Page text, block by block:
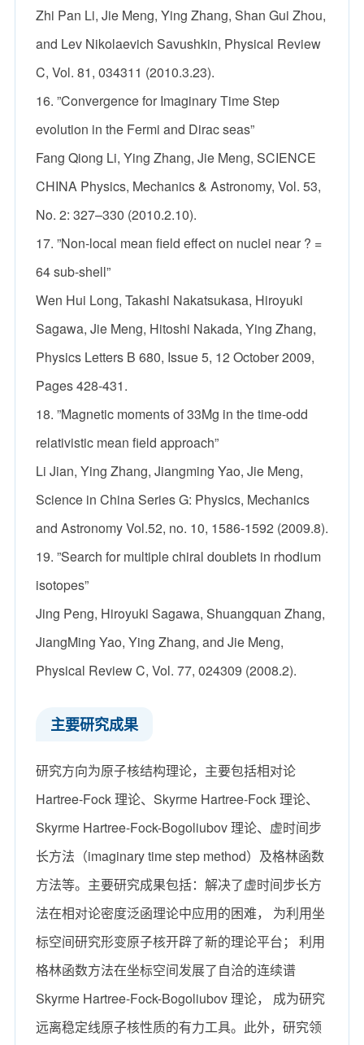
Zhi Pan Li, Jie Meng, Ying Zhang, Shan Gui Zhou,
and Lev Nikolaevich Savushkin, Physical Review
C, Vol. 81, 034311 (2010.3.23).
16. ”Convergence for Imaginary Time Step
evolution in the Fermi and Dirac seas”
Fang Qiong Li, Ying Zhang, Jie Meng, SCIENCE
CHINA Physics, Mechanics & Astronomy, Vol. 53,
No. 2: 327–330 (2010.2.10).
17. ”Non-local mean field effect on nuclei near ? =
64 sub-shell”
Wen Hui Long, Takashi Nakatsukasa, Hiroyuki
Sagawa, Jie Meng, Hitoshi Nakada, Ying Zhang,
Physics Letters B 680, Issue 5, 12 October 2009,
Pages 428-431.
18. ”Magnetic moments of 33Mg in the time-odd
relativistic mean field approach”
Li Jian, Ying Zhang, Jiangming Yao, Jie Meng,
Science in China Series G: Physics, Mechanics
and Astronomy Vol.52, no. 10, 1586-1592 (2009.8).
19. ”Search for multiple chiral doublets in rhodium
isotopes”
Jing Peng, Hiroyuki Sagawa, Shuangquan Zhang,
JiangMing Yao, Ying Zhang, and Jie Meng,
Physical Review C, Vol. 77, 024309 (2008.2).
主要研究成果
研究方向为原子核结构理论，主要包括相对论
Hartree-Fock 理论、Skyrme Hartree-Fock 理论、
Skyrme Hartree-Fock-Bogoliubov 理论、虚时间步
长方法（imaginary time step method）及格林函数
方法等。主要研究成果包括：解决了虚时间步长方
法在相对论密度泛函理论中应用的困难， 为利用坐
标空间研究形变原子核开辟了新的理论平台； 利用
格林函数方法在坐标空间发展了自洽的连续谱
Skyrme Hartree-Fock-Bogoliubov 理论， 成为研究
远离稳定线原子核性质的有力工具。此外，研究领